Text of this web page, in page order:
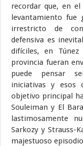
recordar que, en
levantamiento fue
irrestricto de
defensiva es
difíciles, en
provincia fueran
puede pensar
iniciativas y esos
objetivo principal
Souleiman y El
lastimosamente
Sarkozy y Strauss-
majestuoso